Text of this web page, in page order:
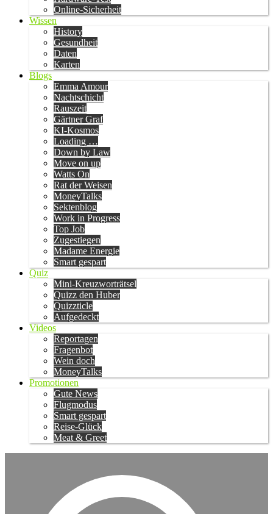
Online-Sicherheit
Wissen
History
Gesundheit
Daten
Karten
Blogs
Emma Amour
Nachtschicht
Rauszeit
Gärtner Graf
KI-Kosmos
Loading …
Down by Law
Move on up
Watts On
Rat der Weisen
MoneyTalks
Sektenblog
Work in Progress
Top Job
Zugestiegen
Madame Energie
Smart gespart
Quiz
Mini-Kreuzworträtsel
Quizz den Huber
Quizzticle
Aufgedeckt
Videos
Reportagen
Fragenbot
Wein doch
MoneyTalks
Promotionen
Gute News
Flugmodus
Smart gespart
Reise-Glück
Meat & Greet